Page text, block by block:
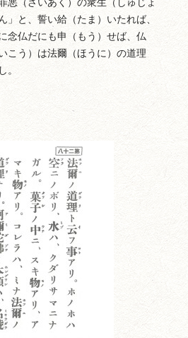
悪（ざいあく）の衆生（しゅじょ
」と、誓い給（たま）いたれば、
念仏だにも申（もう）せば、仏
こう）は法爾（ほうに）の道理
。